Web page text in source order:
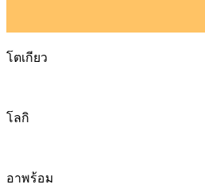
โตเกียว
โลกิ
อาพร้อม